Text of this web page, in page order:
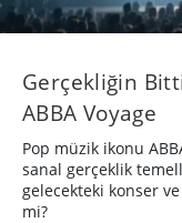
Gerçekliğin
ABBA Voyage
Pop müzik ikonu
sanal gerçeklik
gelecekteki konser
mi?